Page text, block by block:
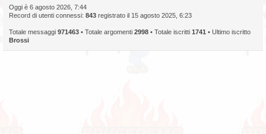
Oggi è 6 agosto 2026, 7:44
Record di utenti connessi: 843 registrato il 15 agosto 2025, 6:23
Totale messaggi 971463 • Totale argomenti 2998 • Totale iscritti 1741 • Ultimo iscritto
Brossi